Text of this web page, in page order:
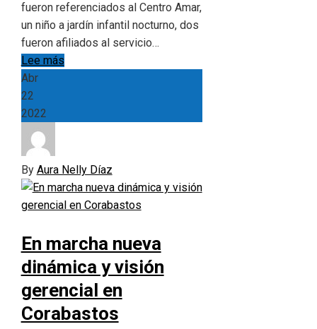
fueron referenciados al Centro Amar,
un niño a jardín infantil nocturno, dos
fueron afiliados al servicio…
Lee más
Abr
22
2022
By Aura Nelly Díaz
En marcha nueva
dinámica y visión
gerencial en
Corabastos